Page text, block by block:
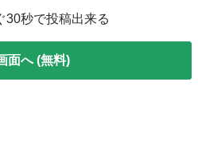
30秒で投稿出来る
面へ (無料)